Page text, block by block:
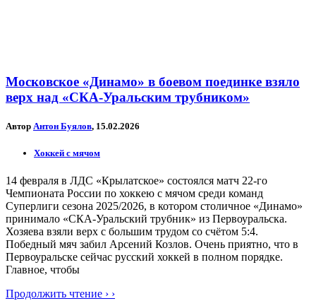
Московское «Динамо» в боевом поединке взяло
верх над «СКА-Уральским трубником»
Автор Антон Буялов, 15.02.2026
Хоккей с мячом
14 февраля в ЛДС «Крылатское» состоялся матч 22-го
Чемпионата России по хоккею с мячом среди команд
Суперлиги сезона 2025/2026, в котором столичное «Динамо»
принимало «СКА-Уральский трубник» из Первоуральска.
Хозяева взяли верх с большим трудом со счётом 5:4.
Победный мяч забил Арсений Козлов. Очень приятно, что в
Первоуральске сейчас русский хоккей в полном порядке.
Главное, чтобы
Продолжить чтение › ›